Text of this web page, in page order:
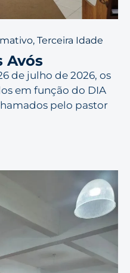
,Terceira Idade
Avós
de julho de 2026, os
em função do DIA
pelo pastor